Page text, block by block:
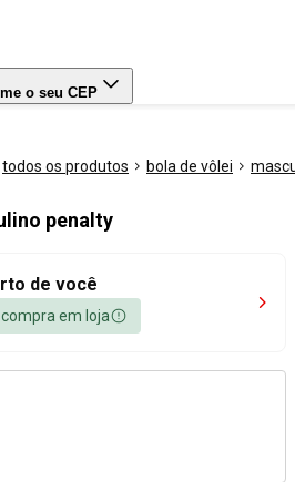
o seu CEP
todos os produtos bola de vôlei
penalty
de você
em loja